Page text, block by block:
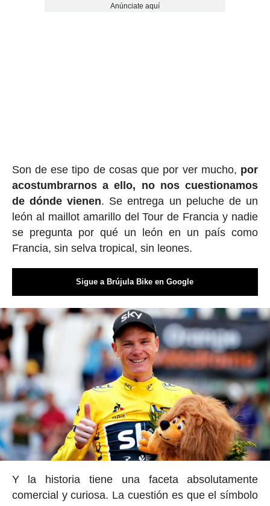
Anúnciate aquí
Son de ese tipo de cosas que por ver mucho, por
acostumbrarnos a ello, no nos cuestionamos
de dónde vienen. Se entrega un peluche de un
león al maillot amarillo del Tour de Francia y nadie
se pregunta por qué un león en un país como
Francia, sin selva tropical, sin leones.
Sigue a Brújula Bike en Google
Y la historia tiene una faceta absolutamente
comercial y curiosa. La cuestión es que el símbolo